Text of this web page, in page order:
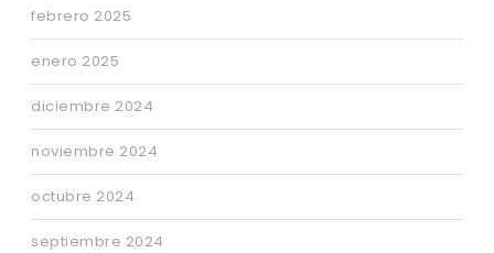
febrero 2025
enero 2025
diciembre 2024
noviembre 2024
octubre 2024
septiembre 2024